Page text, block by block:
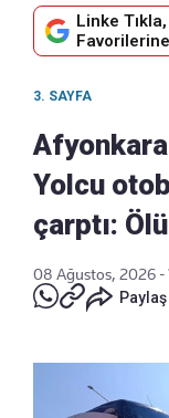
Linke
3. SAYFA
Yolcu
çarptı:
08 Ağustos, 2026 -
Paylaş